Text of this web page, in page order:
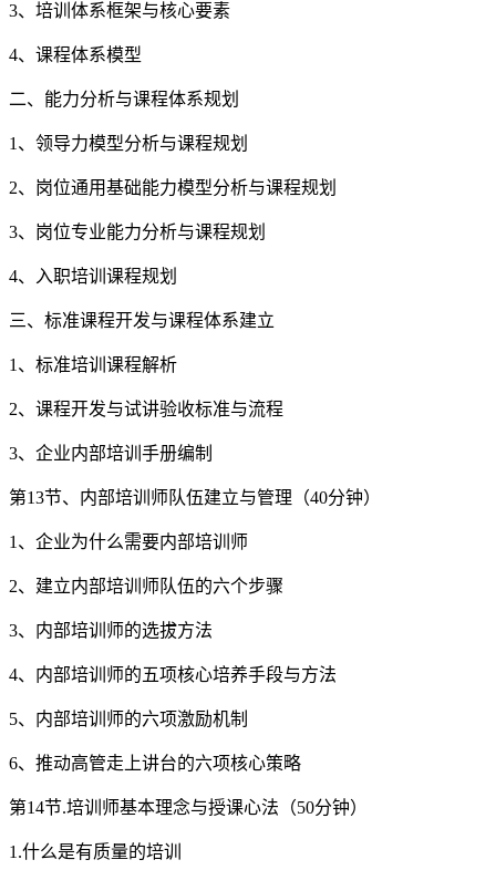
3、培训体系框架与核心要素
4、课程体系模型
二、能力分析与课程体系规划
1、领导力模型分析与课程规划
2、岗位通用基础能力模型分析与课程规划
3、岗位专业能力分析与课程规划
4、入职培训课程规划
三、标准课程开发与课程体系建立
1、标准培训课程解析
2、课程开发与试讲验收标准与流程
3、企业内部培训手册编制
第13节、内部培训师队伍建立与管理（40分钟）
1、企业为什么需要内部培训师
2、建立内部培训师队伍的六个步骤
3、内部培训师的选拔方法
4、内部培训师的五项核心培养手段与方法
5、内部培训师的六项激励机制
6、推动高管走上讲台的六项核心策略
第14节.培训师基本理念与授课心法（50分钟）
1.什么是有质量的培训